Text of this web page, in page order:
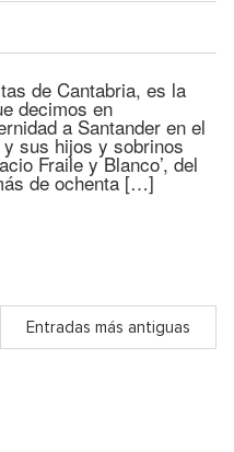
de Cantabria, es la
decimos en
a Santander en el
sus hijos y sobrinos
Fraile y Blanco’, del
de ochenta […]
Entradas más antiguas